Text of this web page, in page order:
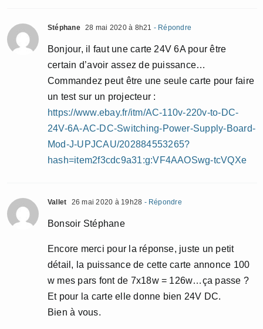
Stéphane 28 mai 2020 à 8h21 - Répondre
Bonjour, il faut une carte 24V 6A pour être
certain d’avoir assez de puissance…
Commandez peut être une seule carte pour faire
un test sur un projecteur :
https://www.ebay.fr/itm/AC-110v-220v-to-DC-
24V-6A-AC-DC-Switching-Power-Supply-Board-
Mod-J-UPJCAU/202884553265?
hash=item2f3cdc9a31:g:VF4AAOSwg-tcVQXe
Vallet 26 mai 2020 à 19h28 - Répondre
Bonsoir Stéphane
Encore merci pour la réponse, juste un petit
détail, la puissance de cette carte annonce 100
w mes pars font de 7x18w = 126w…ça passe ?
Et pour la carte elle donne bien 24V DC.
Bien à vous.